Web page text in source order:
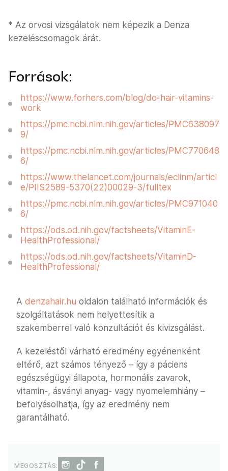
* Az orvosi vizsgálatok nem képezik a Denza
kezeléscsomagok árát.
Források:
https://www.forhers.com/blog/do-hair-vitamins-
work
https://pmc.ncbi.nlm.nih.gov/articles/PMC638097
9/
https://pmc.ncbi.nlm.nih.gov/articles/PMC770648
6/
https://www.thelancet.com/journals/eclinm/articl
e/PIIS2589-5370(22)00029-3/fulltex
https://pmc.ncbi.nlm.nih.gov/articles/PMC971040
6/
https://ods.od.nih.gov/factsheets/VitaminE-
HealthProfessional/
https://ods.od.nih.gov/factsheets/VitaminD-
HealthProfessional/
A denzahair.hu oldalon található információk és
szolgáltatások nem helyettesítik a
szakemberrel való konzultációt és kivizsgálást.
A kezeléstől várható eredmény egyénenként
eltérő, azt számos tényező – így a páciens
egészségügyi állapota, hormonális zavarok,
vitamin-, ásványi anyag- vagy nyomelemhiány –
befolyásolhatja, így az eredmény nem
garantálható.
MEGOSZTÁS: